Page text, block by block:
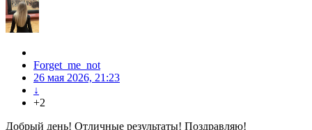
Forget_me_not
26 мая 2026, 21:23
↓
+2
Добрый день! Отличные результаты! Поздравляю!